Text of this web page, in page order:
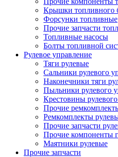
Крышки топливного
Форсунки топливные
Прочие запчасти
Топливные насосы
Болты топливной
Рулевое управление
Тяги рулевые
Сальники рулевого
Наконечники тяги
Пыльники рулевого
Крестовины рулевого
Прочие
Ремкомплекты
Прочие запчасти
Прочие компоненты
Маятники рулевые
Прочие запчасти